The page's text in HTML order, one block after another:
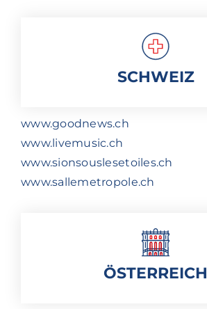
SCHWEIZ
www.goodnews.ch
www.livemusic.ch
www.sionsouslesetoiles.ch
www.sallemetropole.ch
ÖSTERREICH